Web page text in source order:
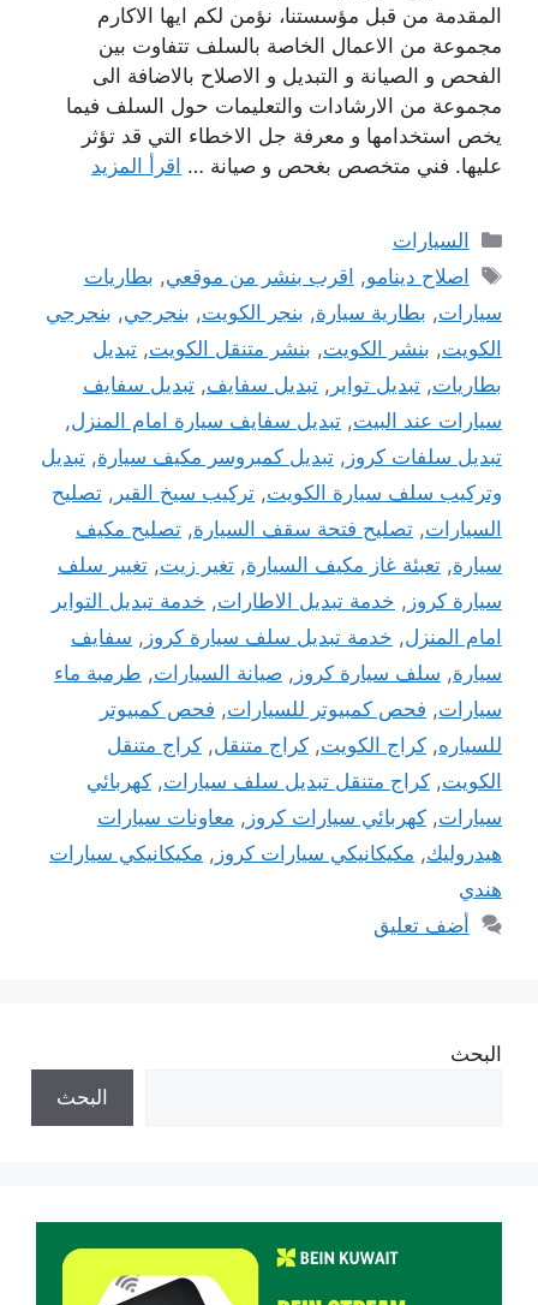
المقدمة من قبل مؤسستنا، نؤمن لكم ايها الاكارم
مجموعة من الاعمال الخاصة بالسلف تتفاوت بين
الفحص و الصيانة و التبديل و الاصلاح بالاضافة الى
مجموعة من الارشادات والتعليمات حول السلف فيما
يخص استخدامها و معرفة جل الاخطاء التي قد تؤثر
عليها. فني متخصص بغحص و صيانة … اقرأ المزيد
التصنيفات
السيارات
الوسوم
اصلاح دينامو, اقرب بنشر من موقعي, بطاريات
سيارات, بطارية سيارة, بنجر الكويت, بنجرجي, بنجرجي
الكويت, بنشر الكويت, بنشر متنقل الكويت, تبديل
بطاريات, تبديل تواير , تبديل سفايف, تبديل سفايف
سيارات عند البيت, تبديل سفايف سيارة امام المنزل,
تبديل سلفات كروز , تبديل كمبروسر مكيف سيارة, تبديل
وتركيب سلف سيارة الكويت, تركيب سيخ القير , تصليح
السيارات, تصليح فتحة سقف السيارة, تصليح مكيف
سيارة, تعبئة غاز مكيف السيارة, تغير زيت, تغيير سلف
سيارة كروز , خدمة تبديل الاطارات, خدمة تبديل التواير
امام المنزل, خدمة تبديل سلف سيارة كروز , سفايف
سيارة, سلف سيارة كروز , صيانة السيارات, طرمبة ماء
سيارات, فحص كمبيوتر للسيارات, فحص كمبيوتر
للسياره, كراج الكويت, كراج متنقل, كراج متنقل
الكويت, كراج متنقل تبديل سلف سيارات, كهربائي
سيارات, كهربائي سيارات كروز , معاونات سيارات
هيدروليك, مكيكانيكي سيارات كروز , مكيكانيكي سيارات
هندي
أضف تعليق
البحث
البحث